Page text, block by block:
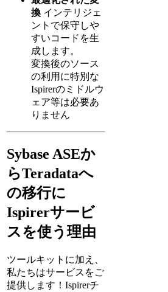
換 インテリジェ
ントで保守しや
すいコードを生
成します。
変換後のソース
の利用に特別な
Ispirerのミドルウ
ェア等は必要あ
りません
Sybase ASEか
らTeradataへ
の移行に
Ispirerサービ
スを使う理由
ツールキットに加え、
私たちはサービスをご
提供します！Ispirerチ